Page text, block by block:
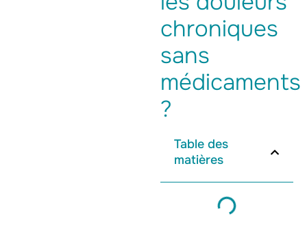
chroniques
sans
médicaments
?
Table des
matières